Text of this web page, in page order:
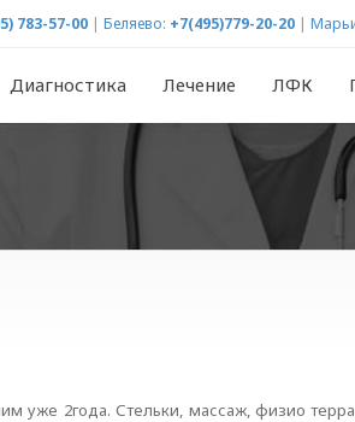
783-57-00 | Беляево: +7(495)779-20-20 |
Диагностика Лечение ЛФК
уже 2года. Стельки, массаж, физио